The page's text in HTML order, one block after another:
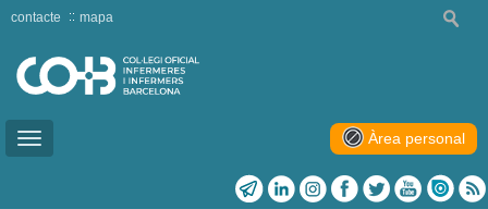
Toggle
contacte mapa
Àrea personal